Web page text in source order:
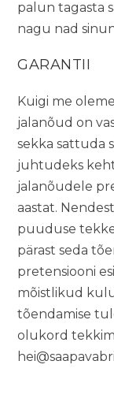
palun tagasta
nagu nad
GARANTII
Kuigi me
jalanõud on
sekka sattuda
juhtudeks
jalanõudele
aastat.
puuduse
pärast seda
pretensiooni
mõistlikud
tõendamise
olukord